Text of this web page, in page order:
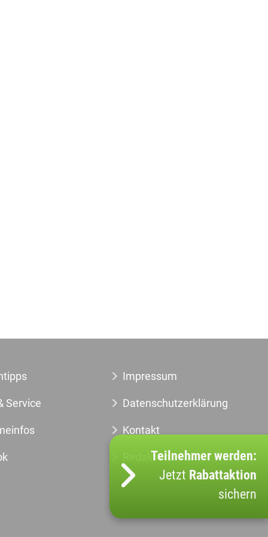
Teilnehmer werden:
Jetzt Rabattaktion
sichern
Service
Impressum
Datenschutzerklärung
Kontakt
Redaktion